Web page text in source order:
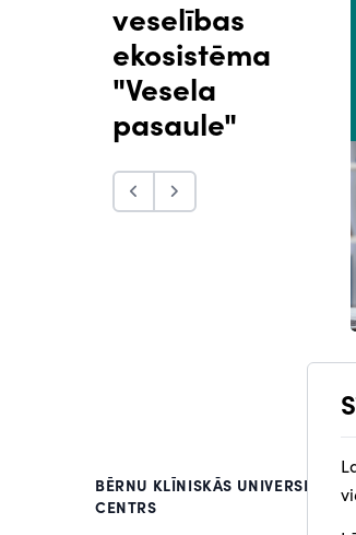
veselības
ekosistēma
"Vesela
pasaule"
PROFESIONĀĻU PORTĀLS
BĒRNU KLĪNISKĀS
CENTRS